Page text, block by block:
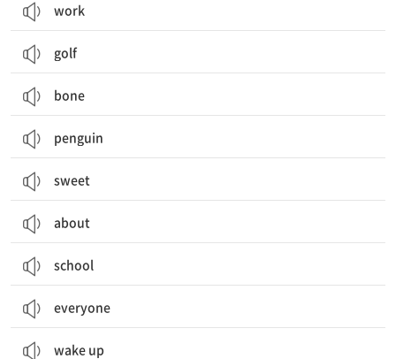
work
golf
bone
penguin
sweet
about
school
everyone
wake up